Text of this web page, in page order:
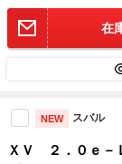
在
NEW スバル
ＸＶ ２．０ｅ